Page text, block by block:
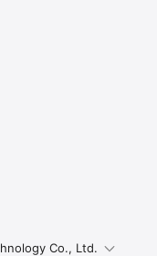
Co., Ltd.